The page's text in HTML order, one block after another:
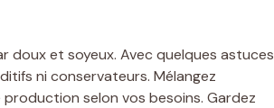
doux et soyeux. Avec quelques astuces
ni conservateurs. Mélangez
selon vos besoins. Gardez